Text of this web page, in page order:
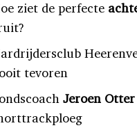
ziet de perfecte
tevoren
Jeroen Otter